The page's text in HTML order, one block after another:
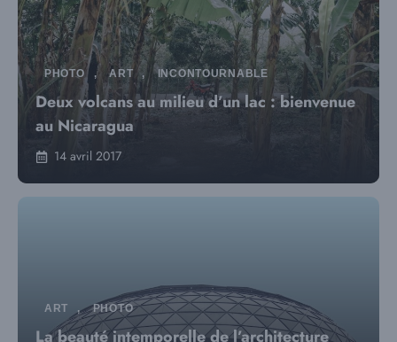
PHOTO , ART , INCONTOURNABLE
Deux volcans au milieu d’un lac : bienvenue
au Nicaragua
14 avril 2017
ART , PHOTO
La beauté intemporelle de l’architecture